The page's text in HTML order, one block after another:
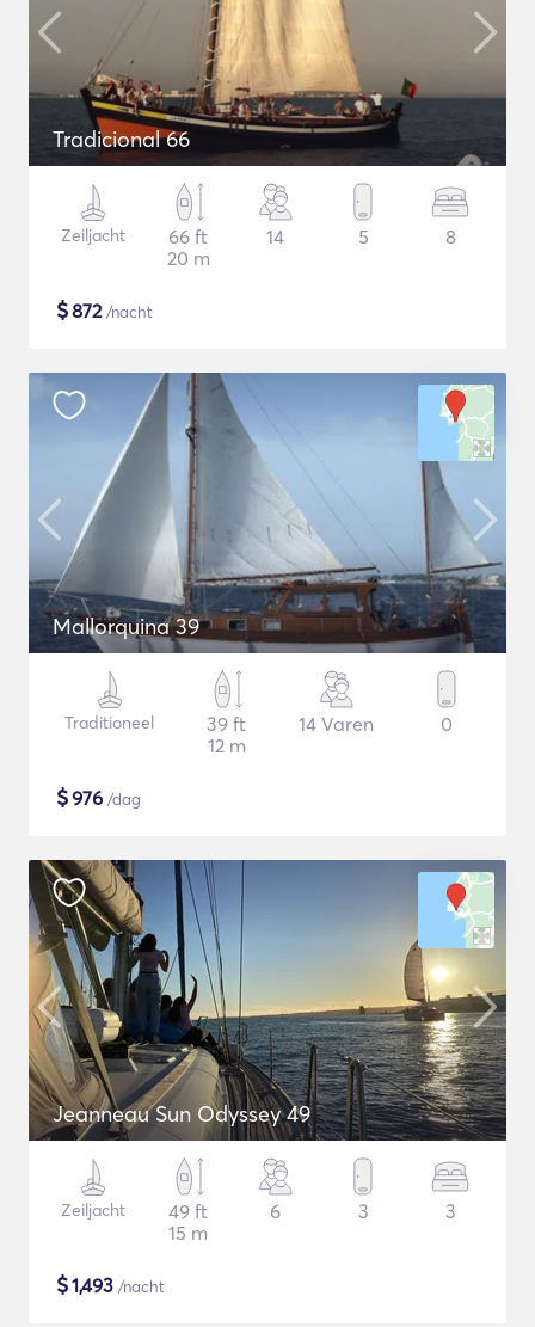
Tradicional 66
Zeiljacht
66 ft
20 m
14 5 8
$872/nacht
Mallorquina 39
Traditioneel
39 ft
12 m
14 Varen 0
$976 /dag
Jeanneau Sun Odyssey 49
Zeiljacht
49 ft
15 m
6 3 3
$1,493 /nacht